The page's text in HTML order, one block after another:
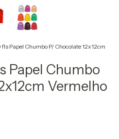
Papel Chumbo P/ Chocolate 12x12cm
Papel Chumbo
Vermelho